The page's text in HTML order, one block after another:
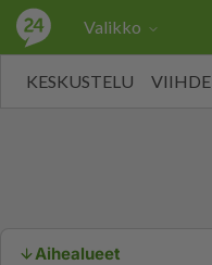
Valikko
KESKUSTELU VIIHDE
Aihealueet